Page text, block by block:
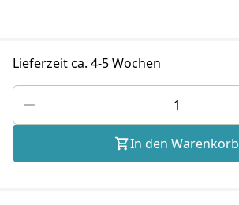
Lieferzeit ca. 4-5 Wochen
In den Warenkorb